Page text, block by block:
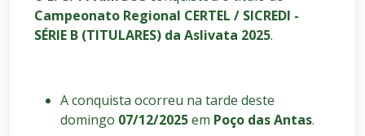
Campeonato Regional CERTEL / SICREDI -
SÉRIE B (TITULARES) da Aslivata 2025.
A conquista ocorreu na tarde deste
domingo 07/12/2025em Poço das Antas.